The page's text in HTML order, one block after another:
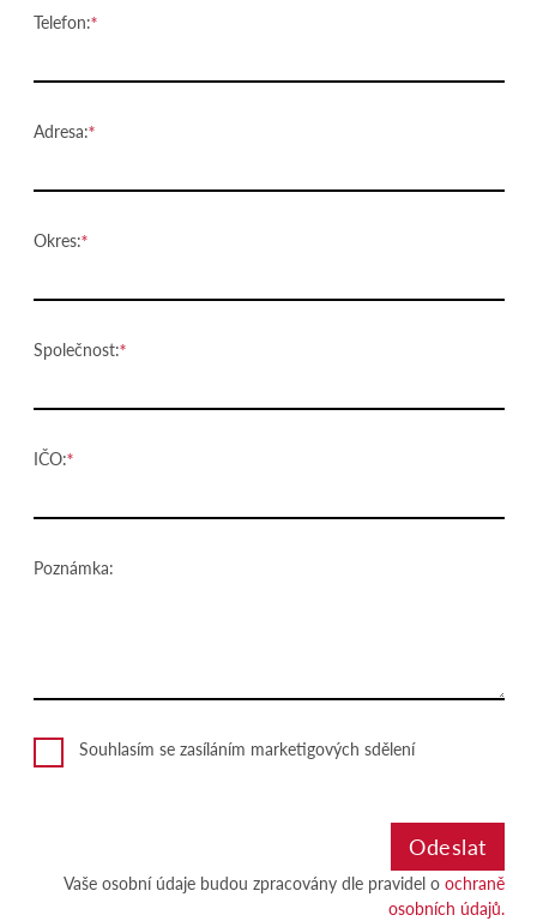
Telefon:
Adresa:
Okres:
Společnost:
IČO:
Poznámka:
Souhlasím se zasíláním marketigových sdělení
Vaše osobní údaje budou zpracovány dle pravidel o ochraně
osobních údajů.